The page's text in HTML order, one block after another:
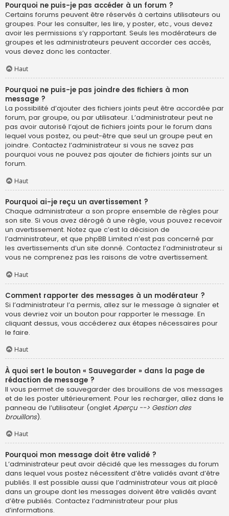
Pourquoi ne puis-je pas accéder à un forum ?
Certains forums peuvent être réservés à certains utilisateurs ou
groupes. Pour les consulter, les lire, y poster, etc., vous devez
avoir les permissions s’y rapportant. Seuls les modérateurs de
groupes et les administrateurs peuvent accorder ces accès,
vous devez donc les contacter.
Haut
Pourquoi ne puis-je pas joindre des fichiers à mon
message ?
La possibilité d’ajouter des fichiers joints peut être accordée par
forum, par groupe, ou par utilisateur. L’administrateur peut ne
pas avoir autorisé l’ajout de fichiers joints pour le forum dans
lequel vous postez, ou peut-être que seul un groupe peut en
joindre. Contactez l’administrateur si vous ne savez pas
pourquoi vous ne pouvez pas ajouter de fichiers joints sur un
forum.
Haut
Pourquoi ai-je reçu un avertissement ?
Chaque administrateur a son propre ensemble de règles pour
son site. Si vous avez dérogé à une règle, vous pouvez recevoir
un avertissement. Notez que c’est la décision de
l’administrateur, et que phpBB Limited n’est pas concerné par
les avertissements d’un site donné. Contactez l’administrateur si
vous ne comprenez pas les raisons de votre avertissement.
Haut
Comment rapporter des messages à un modérateur ?
Si l’administrateur l’a permis, allez sur le message à signaler et
vous devriez voir un bouton pour rapporter le message. En
cliquant dessus, vous accéderez aux étapes nécessaires pour
le faire.
Haut
À quoi sert le bouton « Sauvegarder » dans la page de
rédaction de message ?
Il vous permet de sauvegarder des brouillons de vos messages
et de les poster ultérieurement. Pour les recharger, allez dans le
panneau de l’utilisateur (onglet Aperçu --> Gestion des
brouillons).
Haut
Pourquoi mon message doit être validé ?
L’administrateur peut avoir décidé que les messages du forum
dans lequel vous postez nécessitent d’être validés avant d’être
publiés. Il est possible aussi que l’administrateur vous ait placé
dans un groupe dont les messages doivent être validés avant
d’être publiés. Contactez l’administrateur pour plus
d’informations.